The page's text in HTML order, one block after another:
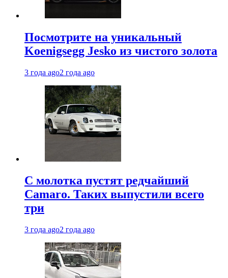
Посмотрите на уникальный
Koenigsegg Jesko из чистого золота
3 года ago2 года ago
С молотка пустят редчайший
Camaro. Таких выпустили всего
три
3 года ago2 года ago